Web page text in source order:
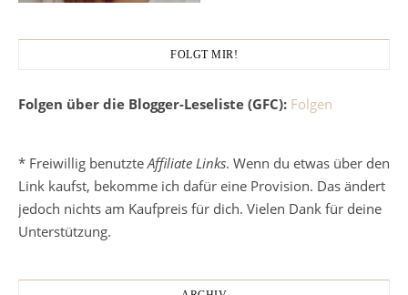
FOLGT MIR!
Folgen über die Blogger-Leseliste (GFC): Folgen
* Freiwillig benutzteAffiliate Links. Wenn du etwas über den
Link kaufst, bekomme ich dafür eine Provision. Das ändert
jedoch nichts am Kaufpreis für dich. Vielen Dank für deine
Unterstützung.